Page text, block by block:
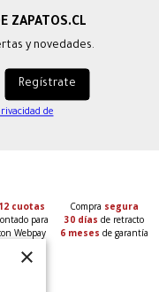
y novedades.
de
12 cuotas
para
Webpay
Compra segura
30 días de retracto
6 meses de garantía
×